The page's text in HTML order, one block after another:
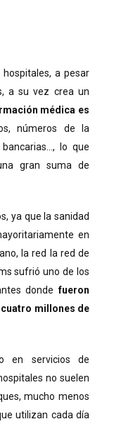
a pesar
a su vez crea un
médica es
números de la
lo que
gran suma de
ya que la sanidad
en
la red la red de
sufrió uno de los
dondefueron
millones de
en servicios de
no suelen
mucho menos
utilizan cada día